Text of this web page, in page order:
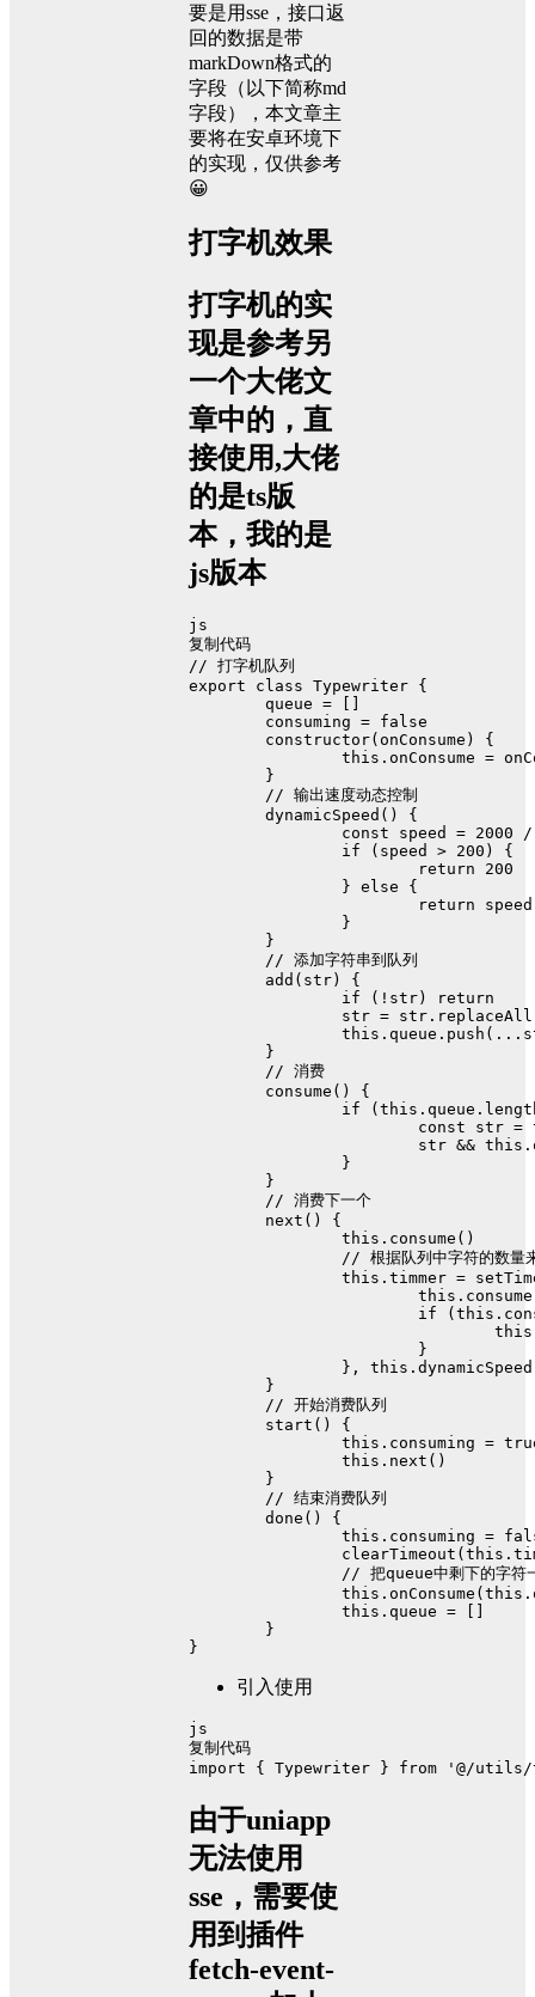
要是用sse，接口返
回的数据是带
markDown格式的
字段（以下简称md
字段），本文章主
要将在安卓环境下
的实现，仅供参考
😀
打字机效果
打字机的实
现是参考另
一个大佬文
章中的，直
接使用,大佬
的是ts版
本，我的是
js版本
js
复制代码
// 打字机队列
export
class Typewriter {
	queue = []
	consuming =
false
constructor( onConsume ) {
this . onConsume =
	}
// 输出速度动态控制
dynamicSpeed ( ) {
const speed = 2000
if (speed > 200 ) {
return
200
		}
else {
return speed
		}
	}
// 添加字符串到队列
add ( str) {
if (!str)
return
		str = str.
replaceAll
this . queue . push
	}
// 消费
consume ( ) {
if ( this . queue .
const str =
			str &&
this .
		}
	}
// 消费下一个
next ( ) {
this . consume ()
// 根据队列中字符的数量
this . timmer =
this . consume
if ( this .
this
			}
		},
this . dynamicSpeed
	}
// 开始消费队列
start ( ) {
this . consuming =
this . next ()
	}
// 结束消费队列
done ( ) {
this . consuming =
clearTimeout ( this .
// 把queue中剩下的字符
this . onConsume ( this .
this . queue = []
	}
}
引入使用
js
复制代码
import { Typewriter } from '@/
由于uniapp
无法使用
sse，需要使
用到插件
fetch-event-